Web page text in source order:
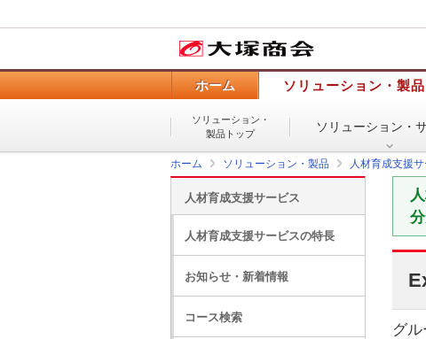
ホーム ソリューション・製品
ソリューション・
製品トップ
ソリューション・
ホーム ソリューション・製品 人材育成支援
グ
人材育成支援サービス
人材育成支援サービスの特長
お知らせ・新着情報
コース検索